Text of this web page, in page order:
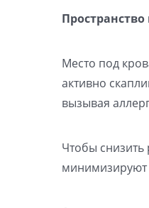
Место под
активно
вызывая
Чтобы снизить
минимизируют